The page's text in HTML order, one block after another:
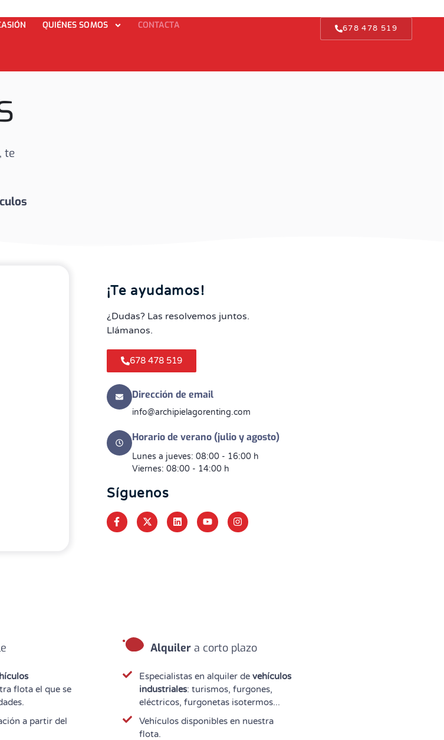
QUIÉNES SOMOS CONTACTA 678 478 519
te
¡Te ayudamos!
¿Dudas? Las resolvemos juntos.
Llámanos.
678 478 519
Dirección de email
info@archipielagorenting.com
Horario de verano (julio y agosto)
Lunes a jueves: 08:00 - 16:00 h
Viernes: 08:00 - 14:00 h
Síguenos
flota el que se
a partir del
Alquilera corto plazo
Especialistas en alquiler de vehículos
industriales: turismos, furgones,
eléctricos, furgonetas isotermos...
Vehículos disponibles en nuestra
flota.